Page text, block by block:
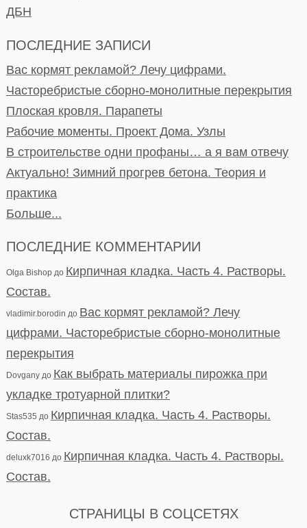
ДБН
ПОСЛЕДНИЕ ЗАПИСИ
Вас кормят рекламой? Лечу цифрами.
Часторебристые сборно-монолитные перекрытия
Плоская кровля. Парапеты
Рабочие моменты. Проект Дома. Узлы
В строительстве одни профаны… а я вам отвечу
Актуально! Зимний прогрев бетона. Теория и
практика
Больше...
ПОСЛЕДНИЕ КОММЕНТАРИИ
Olga Bishopдо Кирпичная кладка. Часть 4. Растворы.
Состав.
vladimir.borodin до Вас кормят рекламой? Лечу
цифрами. Часторебристые сборно-монолитные
перекрытия
Dovganyдо Как выбрать материалы пирожка при
укладке тротуарной плитки?
Stas535 до Кирпичная кладка. Часть 4. Растворы.
Состав.
deluxk7016 до Кирпичная кладка. Часть 4. Растворы.
Состав.
СТРАНИЦЫ В СОЦСЕТЯХ